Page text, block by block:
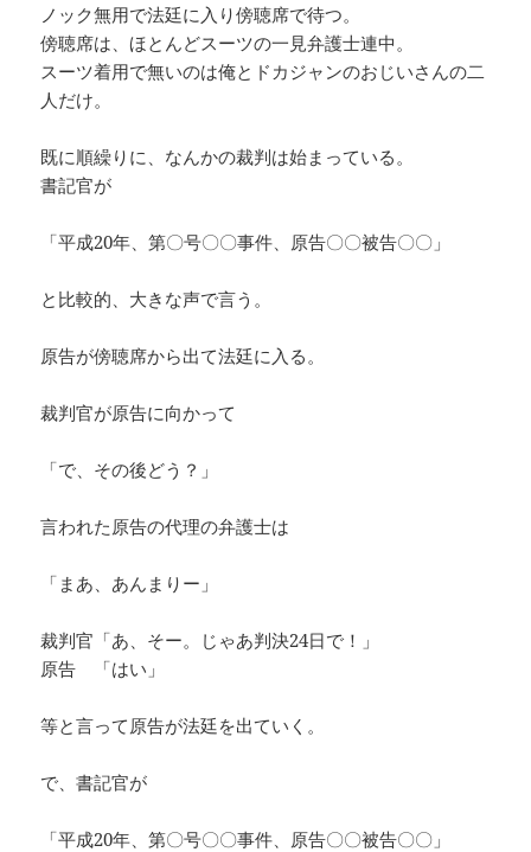
ノック無用で法廷に入り傍聴席で待つ。
傍聴席は、ほとんどスーツの一見弁護士連中。
スーツ着用で無いのは俺とドカジャンのおじいさんの二
人だけ。
既に順繰りに、なんかの裁判は始まっている。
書記官が
「平成20年、第〇号〇〇事件、原告〇〇被告〇〇」
と比較的、大きな声で言う。
原告が傍聴席から出て法廷に入る。
裁判官が原告に向かって
「で、その後どう？」
言われた原告の代理の弁護士は
「まあ、あんまりー」
裁判官「あ、そー。じゃあ判決24日で！」
原告 「はい」
等と言って原告が法廷を出ていく。
で、書記官が
「平成20年、第〇号〇〇事件、原告〇〇被告〇〇」